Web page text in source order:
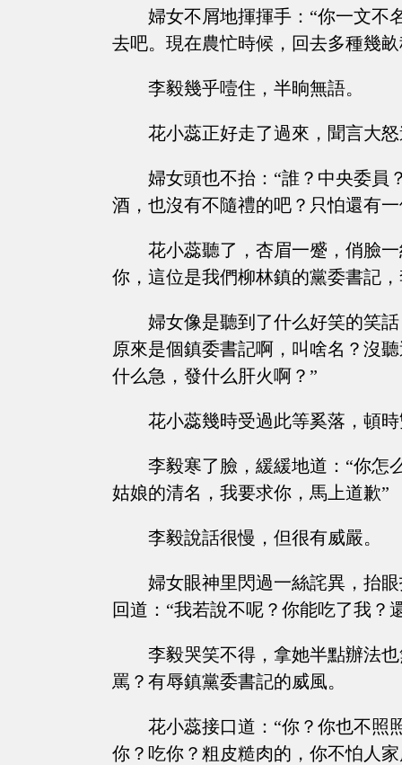
婦女不屑地揮揮手：“你一文不
去吧。現在農忙時候，回去多種幾
李毅幾乎噎住，半晌無語。
花小蕊正好走了過來，聞言大
婦女頭也不抬：“誰？中央委員
酒，也沒有不隨禮的吧？只怕還有
花小蕊聽了，杏眉一蹙，俏臉
你，這位是我們柳林鎮的黨委書記
婦女像是聽到了什么好笑的笑
原來是個鎮委書記啊，叫啥名？沒
什么急，發什么肝火啊？”
花小蕊幾時受過此等奚落，頓
李毅寒了臉，緩緩地道：“你怎
姑娘的清名，我要求你，馬上道歉”
李毅說話很慢，但很有威嚴。
婦女眼神里閃過一絲詫異，抬
回道：“我若說不呢？你能吃了我？
李毅哭笑不得，拿她半點辦法
罵？有辱鎮黨委書記的威風。
花小蕊接口道：“你？你也不照
你？吃你？粗皮糙肉的，你不怕人